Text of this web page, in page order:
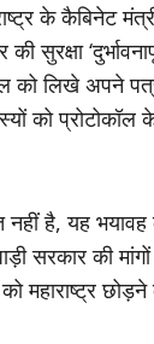
के कैबिनेट
सुरक्षा
को लिखे अपने
को
है, यह भयावह
सरकार की
महाराष्ट्र